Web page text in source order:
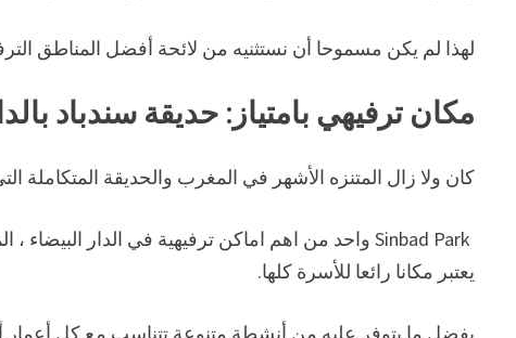
لهذا لم يكن مسموحا أن نستثنيه من لائحة أفضل المناطق
مكان ترفيهي بامتياز: حديقة سندباد
كان ولا زال المتنزه الأشهر في المغرب والحديقة المتكاملة
يعتبر مكانا رائعا للأسرة كلها.
بفضل ما يتوفر عليه من أنشطة متنوعة تتناسب مع كل أعمار